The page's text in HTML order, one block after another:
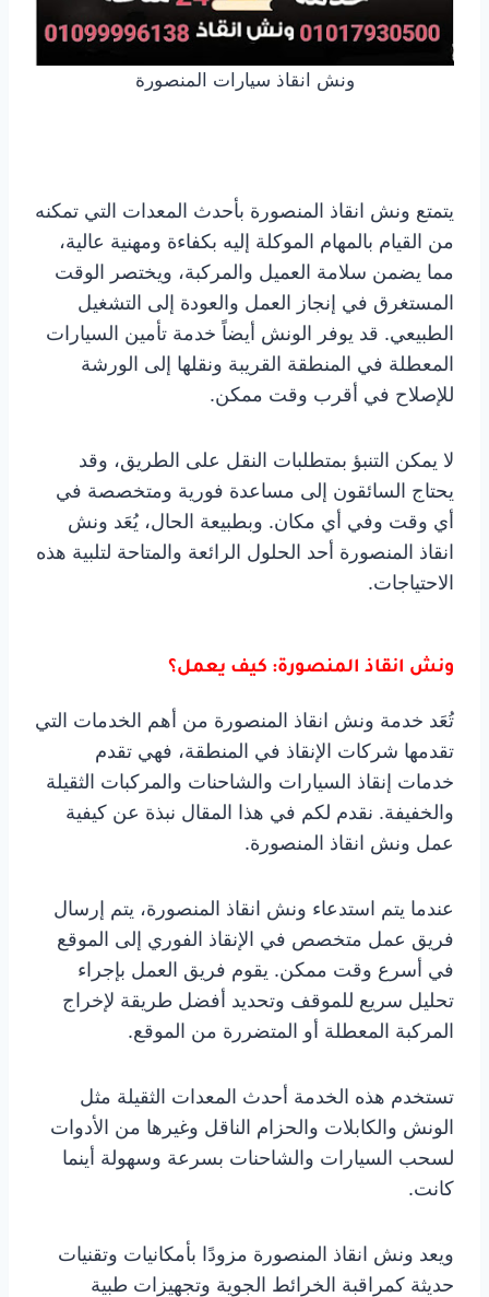
ونش انقاذ سيارات المنصورة
يتمتع ونش انقاذ المنصورة بأحدث المعدات التي تمكنه
من القيام بالمهام الموكلة إليه بكفاءة ومهنية عالية،
مما يضمن سلامة العميل والمركبة، ويختصر الوقت
المستغرق في إنجاز العمل والعودة إلى التشغيل
الطبيعي. قد يوفر الونش أيضاً خدمة تأمين السيارات
المعطلة في المنطقة القريبة ونقلها إلى الورشة
للإصلاح في أقرب وقت ممكن.
لا يمكن التنبؤ بمتطلبات النقل على الطريق، وقد
يحتاج السائقون إلى مساعدة فورية ومتخصصة في
أي وقت وفي أي مكان. وبطبيعة الحال، يُعَد ونش
انقاذ المنصورة أحد الحلول الرائعة والمتاحة لتلبية هذه
الاحتياجات.
ونش انقاذ المنصورة: كيف يعمل؟
تُعَد خدمة ونش انقاذ المنصورة من أهم الخدمات التي
تقدمها شركات الإنقاذ في المنطقة، فهي تقدم
خدمات إنقاذ السيارات والشاحنات والمركبات الثقيلة
والخفيفة. نقدم لكم في هذا المقال نبذة عن كيفية
عمل ونش انقاذ المنصورة.
عندما يتم استدعاء ونش انقاذ المنصورة، يتم إرسال
فريق عمل متخصص في الإنقاذ الفوري إلى الموقع
في أسرع وقت ممكن. يقوم فريق العمل بإجراء
تحليل سريع للموقف وتحديد أفضل طريقة لإخراج
المركبة المعطلة أو المتضررة من الموقع.
تستخدم هذه الخدمة أحدث المعدات الثقيلة مثل
الونش والكابلات والحزام الناقل وغيرها من الأدوات
لسحب السيارات والشاحنات بسرعة وسهولة أينما
كانت.
ويعد ونش انقاذ المنصورة مزودًا بأمكانيات وتقنيات
حديثة كمراقبة الخرائط الجوية وتجهيزات طبية